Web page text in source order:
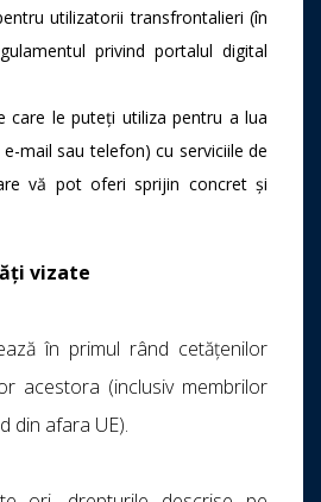
utilizatorii transfrontalieri (în
privind portalul digital
care le puteți utiliza pentru a lua
mail sau telefon) cu serviciile de
vă pot oferi sprijin concret și
vizate
în primul rând cetățenilor
acestora (inclusiv membrilor
din afara UE).